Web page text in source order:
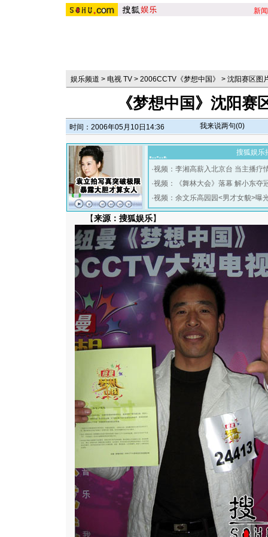
新闻
娱乐频道 > 电视 TV > 2006CCTV《梦想中国》 > 沈阳赛区图
《梦想中国》沈阳赛
时间：2006年05月10日14:36 我来说两句(0)
搜狐娱乐
·视频：李湘高薪入北京台 当主播疗
·视频：《舞林大会》落幕 解小东夺
·视频：余文乐高园园<男才女貌>曝
【来源：搜狐娱乐】